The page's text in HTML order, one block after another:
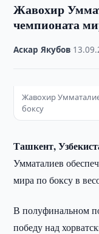
Жавохир
чемпионата
Аскар Якубов
Жавохир
боксу
Ташкент,
Умматалиев
мира по боксу в
В полуфинальном
победу над